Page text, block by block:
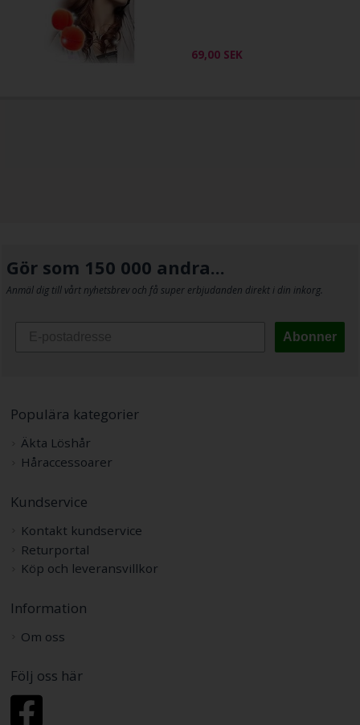
69,00 SEK
Gör som 150 000 andra...
Anmäl dig till vårt nyhetsbrev och få super erbjudanden direkt i din inkorg.
Abonner
Populära kategorier
Äkta Löshår
Håraccessoarer
Kundservice
Kontakt kundservice
Returportal
Köp och leveransvillkor
Information
Om oss
Följ oss här